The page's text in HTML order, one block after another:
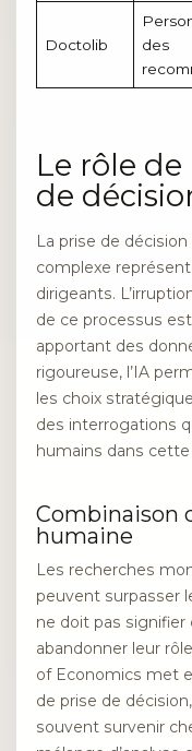
Doctolib
des
Le rôle de
de
La prise de
complexe
dirigeants.
de ce processus
apportant des
rigoureuse, l’IA
les choix
des interrogations
humains dans
Combinaison
humaine
Les recherches
peuvent surpasser
ne doit pas
abandonner leur
of Economics met
de prise de
souvent survenir